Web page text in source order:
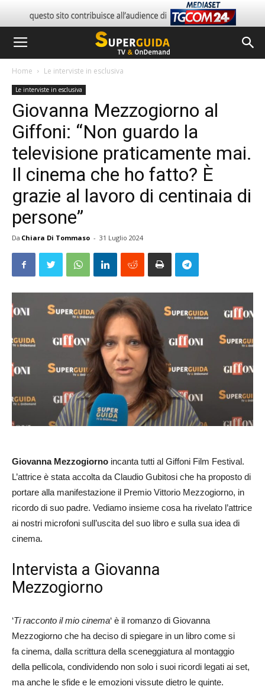
Home Le interviste in esclusiva
Le interviste in esclusiva
Giovanna Mezzogiorno al
Giffoni: “Non guardo la
televisione praticamente mai.
Il cinema che ho fatto? È
grazie al lavoro di centinaia di
persone”
Da Chiara Di Tommaso - 31 Luglio 2024
Giovanna Mezzogiorno incanta tutti al Giffoni Film Festival.
L’attrice è stata accolta da Claudio Gubitosi che ha proposto di
portare alla manifestazione il Premio Vittorio Mezzogiorno, in
ricordo di suo padre. Vediamo insieme cosa ha rivelato l’attrice
ai nostri microfoni sull’uscita del suo libro e sulla sua idea di
cinema.
Intervista a Giovanna
Mezzogiorno
‘Ti racconto il mio cinema‘ è il romanzo di Giovanna
Mezzogiorno che ha deciso di spiegare in un libro come si
fa cinema, dalla scrittura della sceneggiatura al montaggio
della pellicola, condividendo non solo i suoi ricordi legati ai set,
ma anche le sfide e le emozioni vissute dietro le quinte.